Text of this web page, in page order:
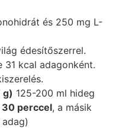
és 250 mg L-
édesítőszerrel.
31 kcal adagonként.
g) 125-200 ml hideg
perccel, a másik